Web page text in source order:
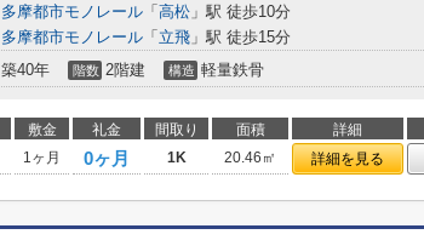
多摩都市モノレール 「 高松 」駅 徒歩10分
多摩都市モノレール 「 立飛 」駅 徒歩15分
築40年 階数 2階建 構造 軽量鉄骨
敷金 礼金 間取り 面積 詳細
1ヶ月 0ヶ月 1K 20.46㎡ 詳細を見る